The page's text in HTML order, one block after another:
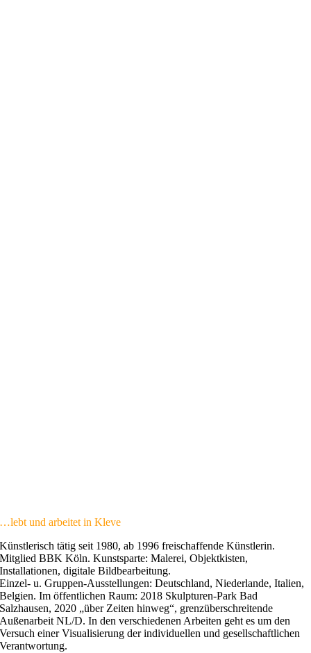
…lebt und arbeitet in Kleve
Künstlerisch tätig seit 1980, ab 1996 freischaffende Künstlerin.
Mitglied BBK Köln. Kunstsparte: Malerei, Objektkisten,
Installationen, digitale Bildbearbeitung.
Einzel- u. Gruppen-Ausstellungen: Deutschland, Niederlande, Italien,
Belgien. Im öffentlichen Raum: 2018 Skulpturen-Park Bad
Salzhausen, 2020 „über Zeiten hinweg“, grenzüberschreitende
Außenarbeit NL/D. In den verschiedenen Arbeiten geht es um den
Versuch einer Visualisierung der individuellen und gesellschaftlichen
Verantwortung.